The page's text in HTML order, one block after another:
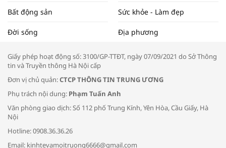
Tọa đàm “Xúc tiến thương mại: Khơi
Bác sĩ tư vấn cách phòng tránh bệnh
đường hô hấp trong thời tiết giao mùa
Bất động sản Sức khỏe - Làm đẹp
Đời sống Địa phương
Giấy phép hoạt động số: 3100/GP-TTĐT, ngày 07/09/2021 do Sở Thông
tin và Truyền thông Hà Nội cấp
Đơn vị chủ quản:CTCP THÔNG TIN TRUNG ƯƠNG
Phụ trách nội dung: Phạm Tuấn Anh
Văn phòng giao dịch: Số 112 phố Trung Kính, Yên Hòa, Cầu Giấy, Hà
Nội
Hotline: 0908.36.36.26
Email: kinhtevamoitruong6666@gmail.com